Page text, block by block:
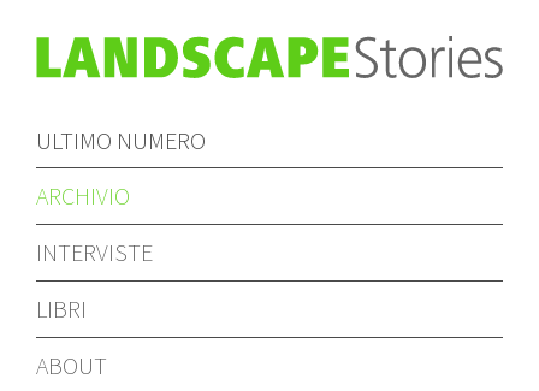
ULTIMO NUMERO
ARCHIVIO
INTERVISTE
LIBRI
ABOUT